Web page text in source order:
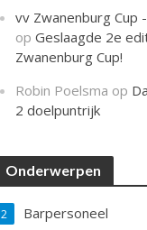
vv Zwanenburg Cup
opGeslaagde 2e
Zwanenburg Cup!
Robin Poelsma op
2 doelpuntrijk
Onderwerpen
Barpersoneel
2